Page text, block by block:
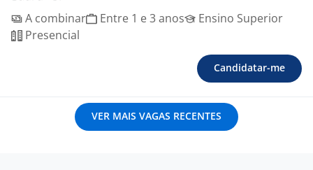
A combinar
Entre 1 e 3 anos
Ensino Superior
Presencial
Candidatar-me
VER MAIS VAGAS RECENTES